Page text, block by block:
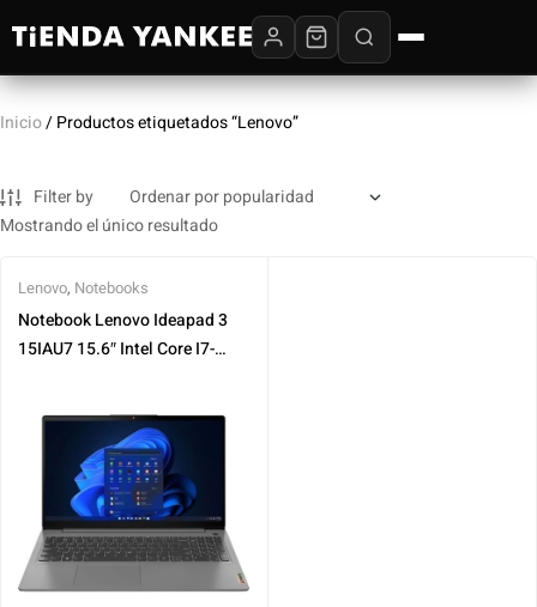
Inicio/ Productos etiquetados “Lenovo”
Filter by
Mostrando el único resultado
Lenovo, Notebooks
Notebook Lenovo Ideapad 3
15IAU7 15.6″ Intel Core I7-